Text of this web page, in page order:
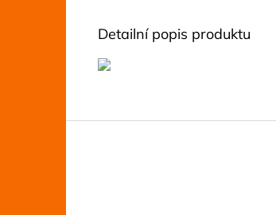
Detailní popis produktu